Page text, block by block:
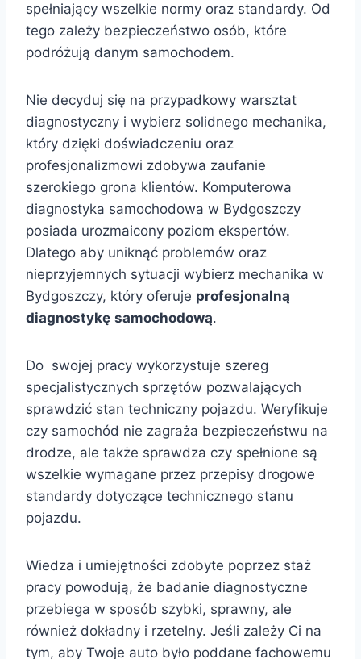
spełniający wszelkie normy oraz standardy. Od
tego zależy bezpieczeństwo osób, które
podróżują danym samochodem.
Nie decyduj się na przypadkowy warsztat
diagnostyczny i wybierz solidnego mechanika,
który dzięki doświadczeniu oraz
profesjonalizmowi zdobywa zaufanie
szerokiego grona klientów. Komputerowa
diagnostyka samochodowa w Bydgoszczy
posiada urozmaicony poziom ekspertów.
Dlatego aby uniknąć problemów oraz
nieprzyjemnych sytuacji wybierz mechanika w
Bydgoszczy, który oferuje profesjonalną
diagnostykę samochodową.
Do swojej pracy wykorzystuje szereg
specjalistycznych sprzętów pozwalających
sprawdzić stan techniczny pojazdu. Weryfikuje
czy samochód nie zagraża bezpieczeństwu na
drodze, ale także sprawdza czy spełnione są
wszelkie wymagane przez przepisy drogowe
standardy dotyczące technicznego stanu
pojazdu.
Wiedza i umiejętności zdobyte poprzez staż
pracy powodują, że badanie diagnostyczne
przebiega w sposób szybki, sprawny, ale
również dokładny i rzetelny. Jeśli zależy Ci na
tym, aby Twoje auto było poddane fachowemu